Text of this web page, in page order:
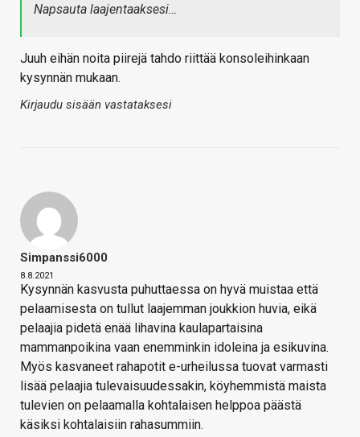
Napsauta laajentaaksesi…
Juuh eihän noita piirejä tahdo riittää konsoleihinkaan
kysynnän mukaan.
Kirjaudu sisään vastataksesi
Simpanssi6000
8.8.2021
Kysynnän kasvusta puhuttaessa on hyvä muistaa että
pelaamisesta on tullut laajemman joukkion huvia, eikä
pelaajia pidetä enää lihavina kaulapartaisina
mammanpoikina vaan enemminkin idoleina ja esikuvina.
Myös kasvaneet rahapotit e-urheilussa tuovat varmasti
lisää pelaajia tulevaisuudessakin, köyhemmistä maista
tulevien on pelaamalla kohtalaisen helppoa päästä
käsiksi kohtalaisiin rahasummiin.